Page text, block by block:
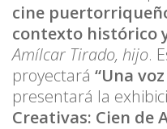
cine
contexto histórico
Amílcar Tirado, hijo.
proyectará “Una
presentará la
Creativas: Cien de